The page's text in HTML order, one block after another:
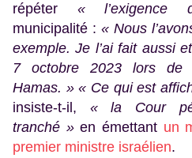
répéter
«
municipalité : « Nous
exemple. Je l’ai fait aussi
7 octobre 2023 lors de
Hamas. » « Ce qui est
insiste-t-il,
« la Cour
tranché » en émettant un
premier ministre israélien.